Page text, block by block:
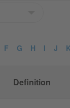
F G H I J K
Definition